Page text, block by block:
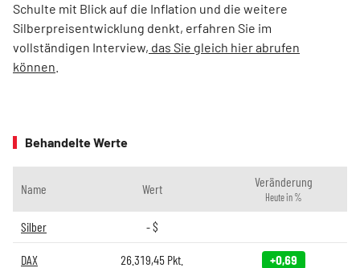
Schulte mit Blick auf die Inflation und die weitere
Silberpreisentwicklung denkt, erfahren Sie im
vollständigen Interview, das Sie gleich hier abrufen
können
Behandelte Werte
Name Wert Veränderung
Heute in %
Silber -$
DAX 26.319,45 Pkt. +0,69